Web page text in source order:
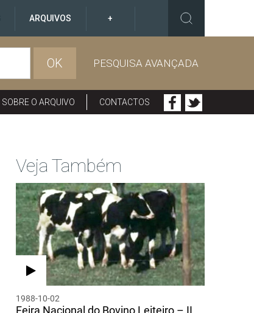
ARQUIVOS +
OK PESQUISA AVANÇADA
SOBRE O ARQUIVO CONTACTOS
Veja Também
1988-10-02
Feira Nacional do Bovino Leiteiro – II